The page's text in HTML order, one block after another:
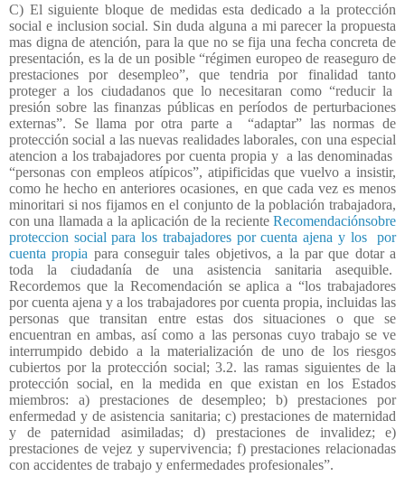
C) El siguiente bloque de medidas esta dedicado a la protección
social e inclusion social. Sin duda alguna a mi parecer la propuesta
mas digna de atención, para la que no se fija una fecha concreta de
presentación, es la de un posible “régimen europeo de reaseguro de
prestaciones por desempleo”, que tendria por finalidad tanto
proteger a los ciudadanos que lo necesitaran como “reducir la
presión sobre las finanzas públicas en períodos de perturbaciones
externas”. Se llama por otra parte a
“adaptar” las normas de
protección social a las nuevas realidades laborales, con una especial
atencion a los trabajadores por cuenta propia y a las denominadas
“personas con empleos atípicos”, atipificidas que vuelvo a insistir,
como he hecho en anteriores ocasiones, en que cada vez es menos
minoritari si nos fijamos en el conjunto de la población trabajadora,
con una llamada a la aplicación de la reciente Recomendaciónsobre
proteccion social para los trabajadores por cuenta ajena y los por
cuenta propia para conseguir tales objetivos, a la par que dotar a
toda la ciudadanía de una asistencia sanitaria asequible.
Recordemos que la Recomendación se aplica a “los trabajadores
por cuenta ajena y a los trabajadores por cuenta propia, incluidas las
personas que transitan entre estas dos situaciones o que se
encuentran en ambas, así como a las personas cuyo trabajo se ve
interrumpido debido a la materialización de uno de los riesgos
cubiertos por la protección social; 3.2. las ramas siguientes de la
protección social, en la medida en que existan en los Estados
miembros: a) prestaciones de desempleo; b) prestaciones por
enfermedad y de asistencia sanitaria; c) prestaciones de maternidad
y de paternidad asimiladas; d) prestaciones de invalidez; e)
prestaciones de vejez y supervivencia; f) prestaciones relacionadas
con accidentes de trabajo y enfermedades profesionales”.